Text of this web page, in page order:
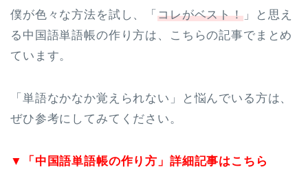
僕が色々な方法を試し、「コレがベスト！」と思え
る中国語単語帳の作り方は、こちらの記事でまとめ
ています。
「単語なかなか覚えられない」と悩んでいる方は、
ぜひ参考にしてみてください。
▼「中国語単語帳の作り方」詳細記事はこちら